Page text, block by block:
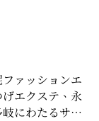
ァッションエ
エクステ、永
にわたるサー